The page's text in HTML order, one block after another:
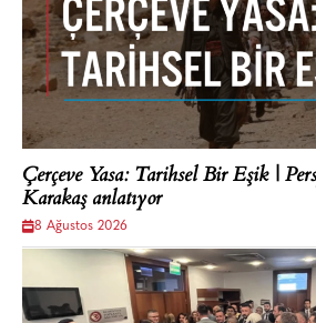
Çerçeve Yasa: Tarihsel Bir Eşik |
Karakaş anlatıyor
8 Ağustos 2026